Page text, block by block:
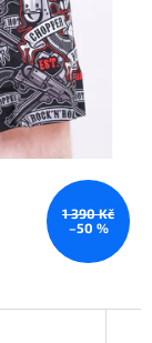
1 390 Kč
–50 %